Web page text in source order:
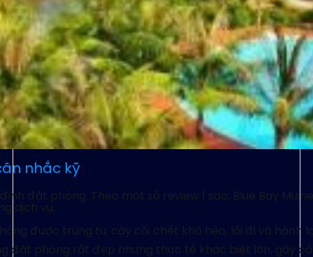
nhắc kỹ
đặt phòng. Theo một số review 1 sao, Blue Bay
dịch vụ.
được trùng tu; cây cối chết khô héo, lối đi và hành
đặt phòng rất đẹp nhưng thực tế khác biệt lớn, gây